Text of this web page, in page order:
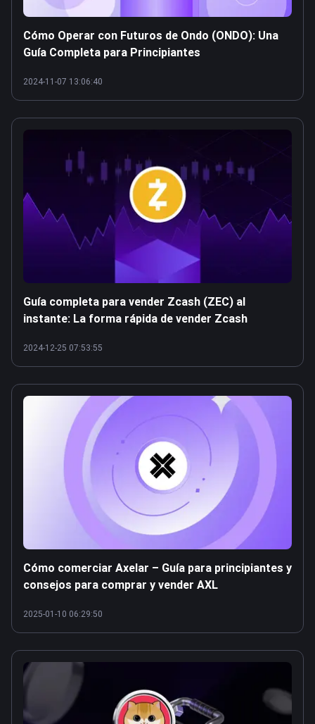
Cómo Operar con Futuros de Ondo (ONDO): Una
Guía Completa para Principiantes
2024-11-07 13:06:40
Guía completa para vender Zcash (ZEC) al
instante: La forma rápida de vender Zcash
2024-12-25 07:53:55
Cómo comerciar Axelar – Guía para principiantes y
consejos para comprar y vender AXL
2025-01-10 06:29:50